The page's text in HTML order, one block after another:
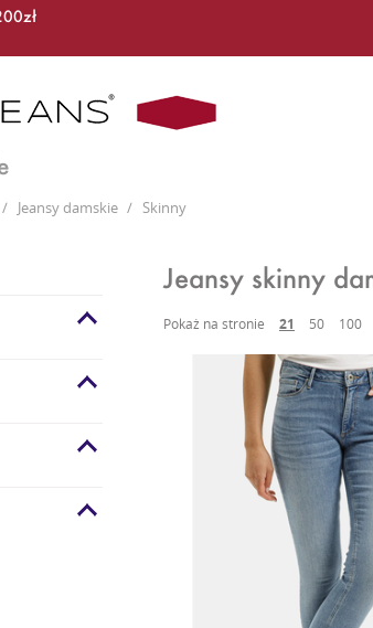
/ Jeansy damskie / Skinny
Jeansy skinny
Pokaż na stronie 21 50 100